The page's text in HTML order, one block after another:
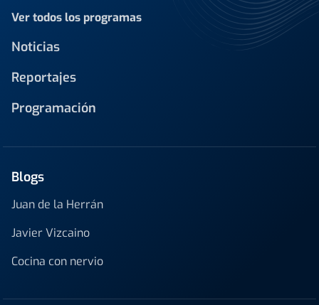
Ver todos los programas
Noticias
Reportajes
Programación
Blogs
Juan de la Herrán
Javier Vizcaino
Cocina con nervio